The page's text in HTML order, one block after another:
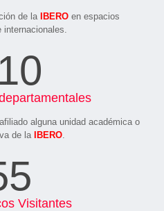
de la IBERO en espacios
internacionales.
alguna unidad académica o
de la IBERO.
Visitantes